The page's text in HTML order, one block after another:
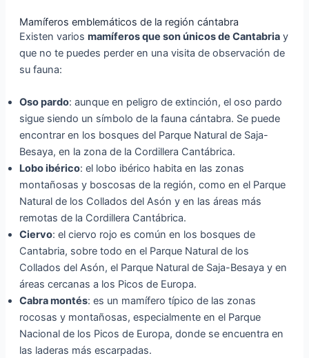
Mamíferos emblemáticos de la región cántabra
Existen varios mamíferos que son únicos de Cantabriay
que no te puedes perder en una visita de observación de
su fauna:
Oso pardo: aunque en peligro de extinción, el oso pardo
sigue siendo un símbolo de la fauna cántabra. Se puede
encontrar en los bosques del Parque Natural de Saja-
Besaya, en la zona de la Cordillera Cantábrica.
Lobo ibérico: el lobo ibérico habita en las zonas
montañosas y boscosas de la región, como en el Parque
Natural de los Collados del Asón y en las áreas más
remotas de la Cordillera Cantábrica.
Ciervo: el ciervo rojo es común en los bosques de
Cantabria, sobre todo en el Parque Natural de los
Collados del Asón, el Parque Natural de Saja-Besaya y en
áreas cercanas a los Picos de Europa.
Cabra montés: es un mamífero típico de las zonas
rocosas y montañosas, especialmente en el Parque
Nacional de los Picos de Europa, donde se encuentra en
las laderas más escarpadas.